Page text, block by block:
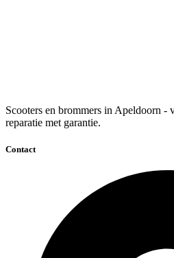
Scooters en brommers in Apeldoorn -
reparatie met garantie.
Contact